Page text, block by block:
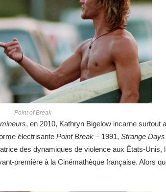
Point of Break
, en 2010, Kathryn Bigelow incarne surtout
électrisante Point Break – 1991, Strange
des dynamiques de violence aux États-Unis,
première à la Cinémathèque française. Alors